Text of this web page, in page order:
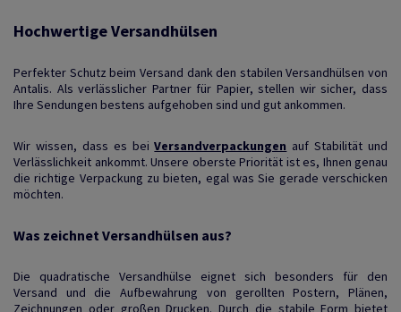
Hochwertige Versandhülsen
Perfekter Schutz beim Versand dank den stabilen Versandhülsen von
Antalis. Als verlässlicher Partner für Papier, stellen wir sicher, dass
Ihre Sendungen bestens aufgehoben sind und gut ankommen.
Wir wissen, dass es beiVersandverpackungen auf Stabilität und
Verlässlichkeit ankommt. Unsere oberste Priorität ist es, Ihnen genau
die richtige Verpackung zu bieten, egal was Sie gerade verschicken
möchten.
Was zeichnet Versandhülsen aus?
Die quadratische Versandhülse eignet sich besonders für den
Versand und die Aufbewahrung von gerollten Postern, Plänen,
Zeichnungen oder großen Drucken. Durch die stabile Form bietet